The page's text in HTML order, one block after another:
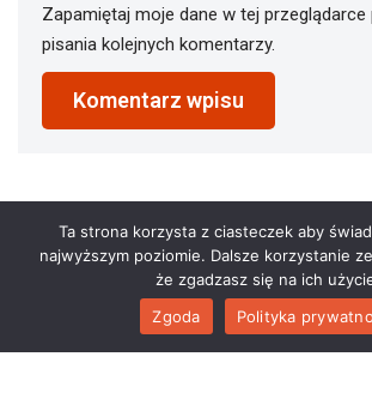
Zapamiętaj moje dane w tej przeglądarce
pisania kolejnych komentarzy.
2023 © restauracjaathena.pl. All
Ta strona korzysta z ciasteczek aby
najwyższym poziomie. Dalsze korzystanie
że zgadzasz się na ich
Zgoda
Polityka